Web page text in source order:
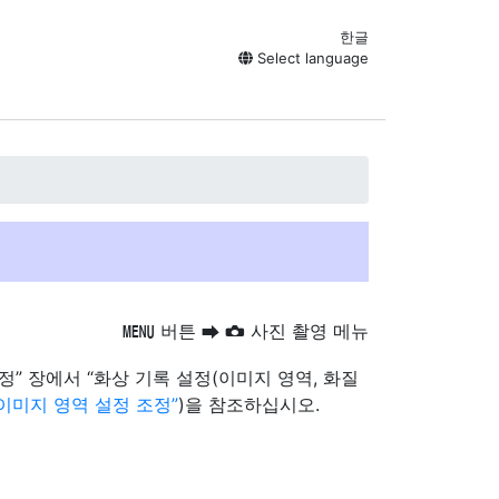
한글
Select language
G 버튼 U C 사진 촬영 메뉴
” 장에서 “화상 기록 설정(이미지 영역, 화질
미지 영역 설정 조정 )을 참조하십시오.